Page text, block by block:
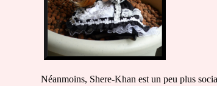
Néanmoins, Shere-Khan est un peu plus